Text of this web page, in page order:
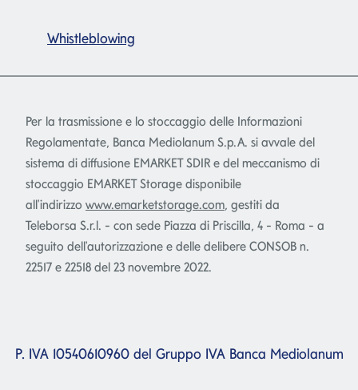
Whistleblowing
Per la trasmissione e lo stoccaggio delle Informazioni
Regolamentate, Banca Mediolanum S.p.A. si avvale del
sistema di diffusione EMARKET SDIR e del meccanismo di
stoccaggio EMARKET Storage disponibile
all'indirizzo www.emarketstorage.com, gestiti da
Teleborsa S.r.l. - con sede Piazza di Priscilla, 4 - Roma - a
seguito dell'autorizzazione e delle delibere CONSOB n.
22517 e 22518 del 23 novembre 2022.
P. IVA 10540610960 del Gruppo IVA Banca Mediolanum